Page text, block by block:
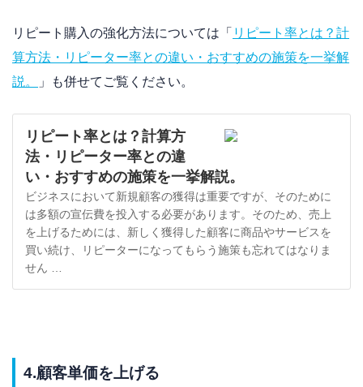
リピート購入の強化方法については「 リピート率とは？計
算方法・リピーター率との違い・おすすめの施策を一挙解
説。
」も併せてご覧ください。
リピート率とは？計算方
法・リピーター率との違
い・おすすめの施策を一挙解説。
ビジネスにおいて新規顧客の獲得は重要ですが、そのために
は多額の宣伝費を投入する必要があります。そのため、売上
を上げるためには、新しく獲得した顧客に商品やサービスを
買い続け、リピーターになってもらう施策も忘れてはなりま
せん …
4.顧客単価を上げる